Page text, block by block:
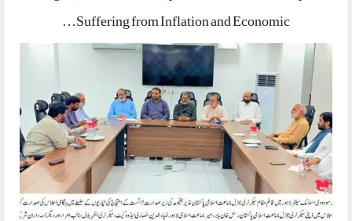
Suffering from Inflation and Economic…